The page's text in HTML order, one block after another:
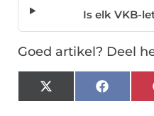
Is elk VKB-
Goed artikel? Deel
X
(Twitter)